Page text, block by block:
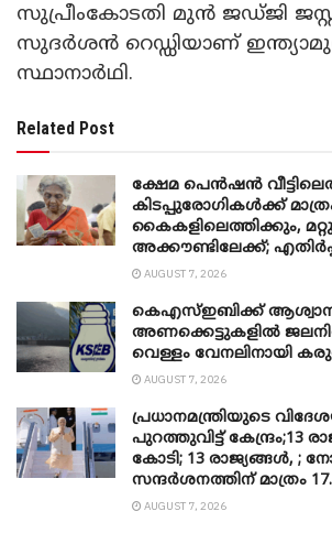
സുപ്രീംകോടതി മുൻ ജഡ്ജി
സുദർശൻ റെഡ്ഡിയാണ്
സ്ഥാനാർഥി.
Related Post
ക്ഷേമ പെൻഷൻ
കിടപ്പുരോഗികൾക്ക് മാത്രം
കൈകളിലെത്തിക്കും,
അക്കൗണ്ടിലേക്ക്;
AUGUST 7, 2026
കെഎസ്ഇബിക്ക്
അണക്കെട്ടുകളിൽ
വെള്ളം വേനലിനായി
AUGUST 7, 2026
പ്രധാനമന്ത്രിയുടെ
പുറത്തുവിട്ട് കേന്ദ്രം;13
കോടി; 13 രാജ്യങ്ങൾ, ;
സന്ദർശനത്തിന് മാത്രം
AUGUST 7, 2026